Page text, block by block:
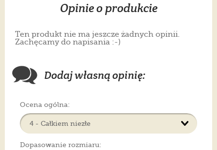
Opinie o produkcie
Ten produkt nie ma jeszcze żadnych opinii.
Zachęcamy do napisania :-)
Dodaj własną opinię:
Ocena ogólna:
Dopasowanie rozmiaru: